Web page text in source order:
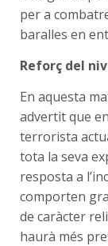
per a
baralles en
Reforç del
En aquesta
advertit que
terrorista
tota la seva
resposta a
comporten
de caràcter
haurà més